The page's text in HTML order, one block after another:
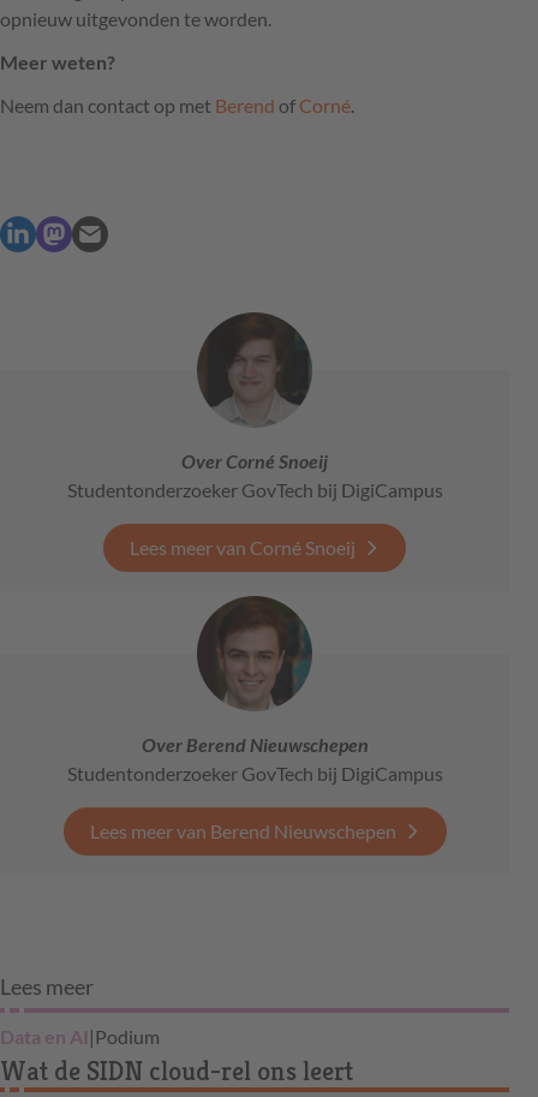
opnieuw uitgevonden te worden.
Meer weten?
Neem dan contact op met Berend of Corné
Over Corné Snoeij
Studentonderzoeker GovTech bij DigiCampus
Lees meer van Corné Snoeij
Over Berend Nieuwschepen
Studentonderzoeker GovTech bij DigiCampus
Lees meer van Berend Nieuwschepen
Lees meer
Data en AI |Podium
Wat de SIDN cloud-rel ons leert